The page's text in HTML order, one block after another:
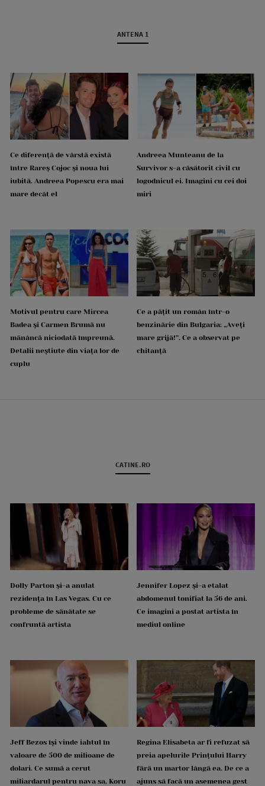
ANTENA 1
Ce diferență de vârstă există
între Rareș Cojoc și noua lui
iubită. Andreea Popescu era mai
mare decât el
Andreea Munteanu de la
Survivor s-a căsătorit civil cu
logodnicul ei. Imagini cu cei doi
miri
Motivul pentru care Mircea
Badea și Carmen Brumă nu
mănâncă niciodată împreună.
Detalii neștiute din viața lor de
cuplu
Ce a pățit un român într-o
benzinărie din Bulgaria: „Aveți
mare grijă!”. Ce a observat pe
chitanță
CATINE.RO
Dolly Parton și-a anulat
rezidența în Las Vegas. Cu ce
probleme de sănătate se
confruntă artista
Jennifer Lopez și-a etalat
abdomenul tonifiat la 56 de ani.
Ce imagini a postat artista în
mediul online
Jeff Bezos își vinde iahtul în
valoare de 500 de milioane de
dolari. Ce sumă a cerut
miliardarul pentru nava sa, Koru
Regina Elisabeta ar fi refuzat să
preia apelurile Prințului Harry
fără un martor lângă ea. De ce a
ajuns să facă un asemenea gest